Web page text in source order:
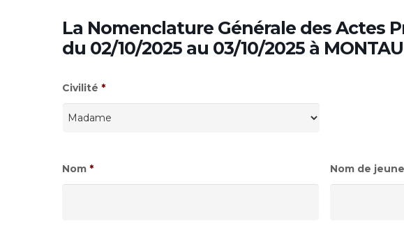
La Nomenclature Générale des Actes
du 02/10/2025 au 03/10/2025 à
Civilité *
Nom * Nom de